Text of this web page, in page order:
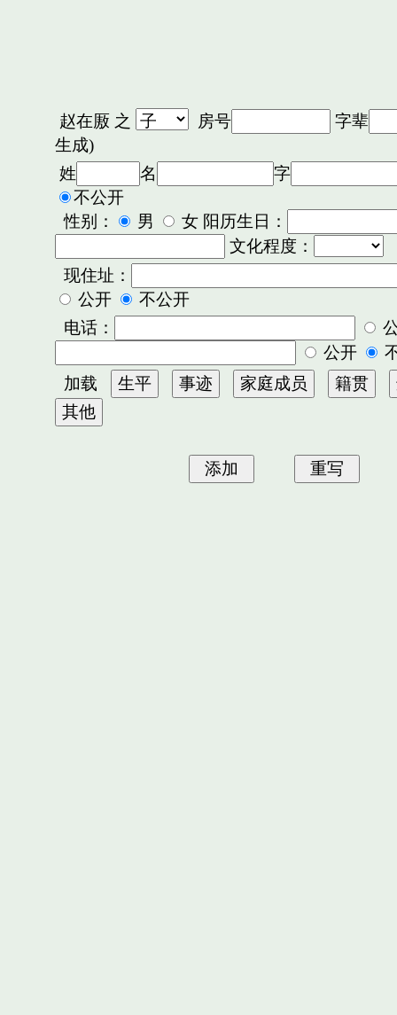
赵在厫 之 房号
字辈
生成)
姓
名
字
不公开
性别：
男
女 阳历生日：
文化程度：
现住址：
公开
不公开
电话：
公开
加载